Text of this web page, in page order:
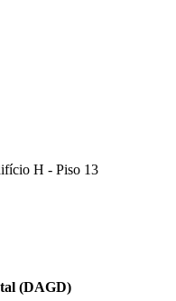
H - Piso 13
(DAGD)